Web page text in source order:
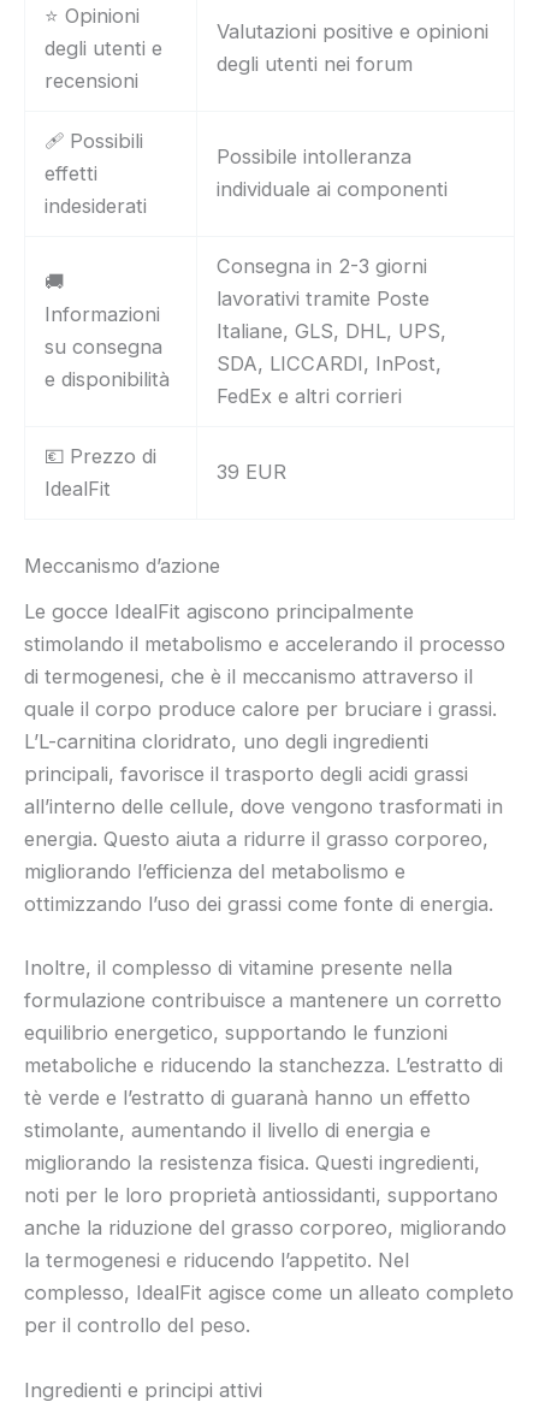
⭐ Opinioni
degli utenti e
recensioni
Valutazioni positive e opinioni
degli utenti nei forum
🩹 Possibili
effetti
indesiderati
Possibile intolleranza
individuale ai componenti
🚚
Informazioni
su consegna
e disponibilità
Consegna in 2-3 giorni
lavorativi tramite Poste
Italiane, GLS, DHL, UPS,
SDA, LICCARDI, InPost,
FedEx e altri corrieri
💶 Prezzo di
IdealFit
39 EUR
Meccanismo d’azione
Le gocce IdealFit agiscono principalmente
stimolando il metabolismo e accelerando il processo
di termogenesi, che è il meccanismo attraverso il
quale il corpo produce calore per bruciare i grassi.
L’L-carnitina cloridrato, uno degli ingredienti
principali, favorisce il trasporto degli acidi grassi
all’interno delle cellule, dove vengono trasformati in
energia. Questo aiuta a ridurre il grasso corporeo,
migliorando l’efficienza del metabolismo e
ottimizzando l’uso dei grassi come fonte di energia.
Inoltre, il complesso di vitamine presente nella
formulazione contribuisce a mantenere un corretto
equilibrio energetico, supportando le funzioni
metaboliche e riducendo la stanchezza. L’estratto di
tè verde e l’estratto di guaranà hanno un effetto
stimolante, aumentando il livello di energia e
migliorando la resistenza fisica. Questi ingredienti,
noti per le loro proprietà antiossidanti, supportano
anche la riduzione del grasso corporeo, migliorando
la termogenesi e riducendo l’appetito. Nel
complesso, IdealFit agisce come un alleato completo
per il controllo del peso.
Ingredienti e principi attivi